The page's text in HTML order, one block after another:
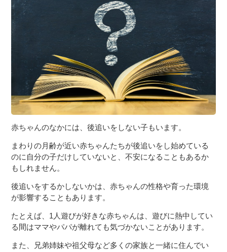
赤ちゃんのなかには、後追いをしない子もいます。
まわりの月齢が近い赤ちゃんたちが後追いをし始めている
のに自分の子だけしていないと、不安になることもあるか
もしれません。
後追いをするかしないかは、赤ちゃんの性格や育った環境
が影響することもあります。
たとえば、1人遊びが好きな赤ちゃんは、遊びに熱中してい
る間はママやパパが離れても気づかないことがあります。
また、兄弟姉妹や祖父母など多くの家族と一緒に住んでい